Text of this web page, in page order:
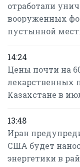
отработали
вооруженных
пустынной
14:24
Цены почти на
лекарственных
Казахстане в
13:48
Иран
США будет
энергетики в